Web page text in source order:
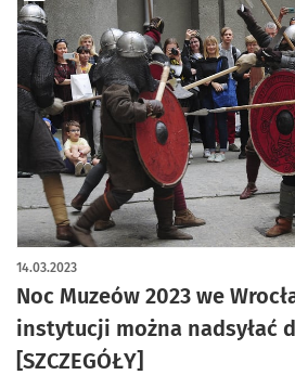
Noc Muzeów 2023 we
instytucji można nadsyłać
[SZCZEGÓŁY]
14.03.2023
artykuł z galerią zdjęć